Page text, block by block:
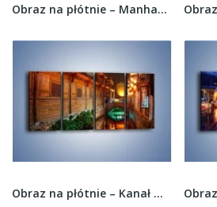
Obraz na płótnie – Manhattan w jednolitym...
Obraz na płótnie – Kanał w chińskim mieście...